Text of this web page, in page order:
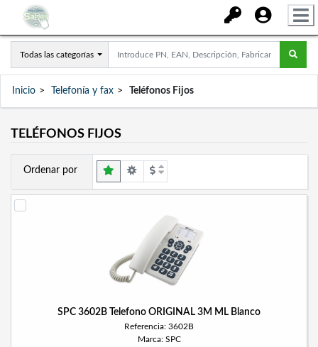
Todas las categorías
Inicio Telefonía y fax Teléfonos Fijos
TELÉFONOS FIJOS
Ordenar por
SPC 3602B Telefono ORIGINAL 3M ML Blanco
Referencia: 3602B
Marca: SPC